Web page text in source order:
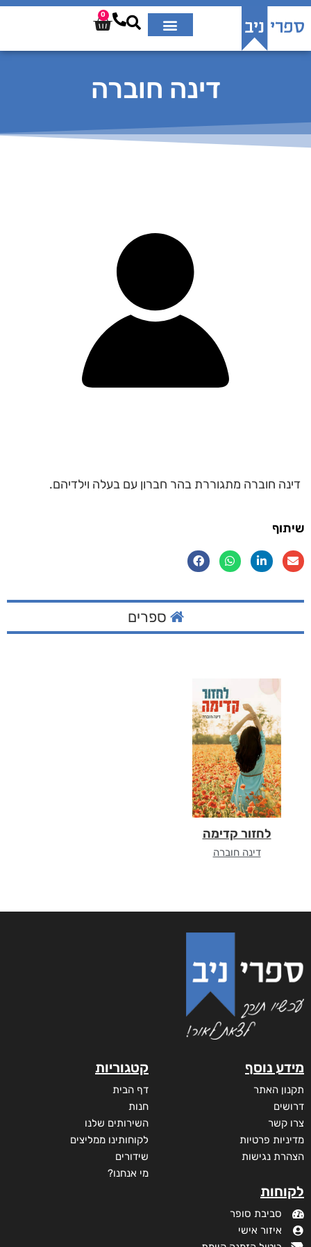
0
דינה חוברה
דינה חוברה מתגוררת בהר חברון עם בעלה וילדיהם.
שיתוף
ספרים
לחזור קדימה
דינה חוברה
מידע נוסף
תקנון האתר
דרושים
צרו קשר
מדיניות פרטיות
הצהרת נגישות
לקוחות
סביבת סופר
איזור אישי
קטגוריות
דף הבית
חנות
השירותים שלנו
לקוחותינו ממליצים
שידורים
מי אנחנו?